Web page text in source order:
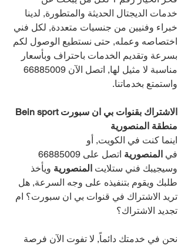
خدمات الديجتال الحديثة والمتطورة, لدينا
خبراء وفنيين من جنسيات متعددة, لكل فني
اختصاصه وعمله, حتى نستطيع الوصول لكم
بسرعة وتقديم الخدمات باحتراف وبأسعار
مناسبة لا مثيل لها, اتصل الآن 66885009
واستمتع بخدماتنا.
منطقة المنصورية
اينما كنت في الكويت, أو
في المنصورية اتصل على 66885009
وسيجيبك فني ستلايت المنصورية ويأخذ
طلبك ويقوم بتنفيذه على وجه السرعة, هل
تريد الاشتراك في قنوات بي ان سبورت؟ ام
تجديد الاشتراك؟
نحن في خدمتك دائماً, لا تفوت الآن فرصة